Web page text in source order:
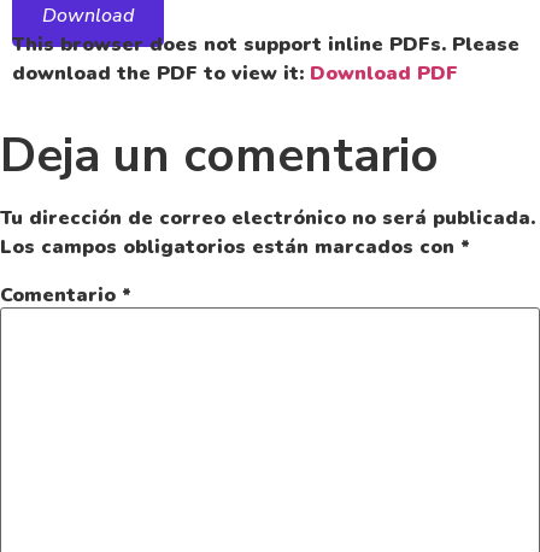
Download
This browser does not support inline PDFs. Please
download the PDF to view it: Download PDF
Deja un comentario
Tu dirección de correo electrónico no será publicada.
Los campos obligatorios están marcados con *
Comentario *